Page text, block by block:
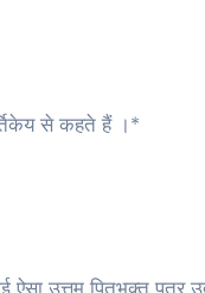
से कहते हैं ।*
उत्तम पितृभक्त पुत्र